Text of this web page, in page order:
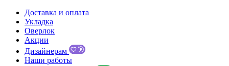
Доставка и оплата
Укладка
Оверлок
Акции
Дизайнерам
Наши работы